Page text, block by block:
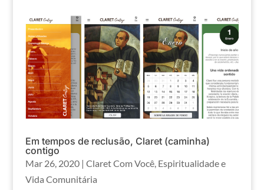
Em tempos de reclusão, Claret (caminha)
contigo
Mar 26, 2020| Claret Com Você, Espiritualidade e
Vida Comunitária